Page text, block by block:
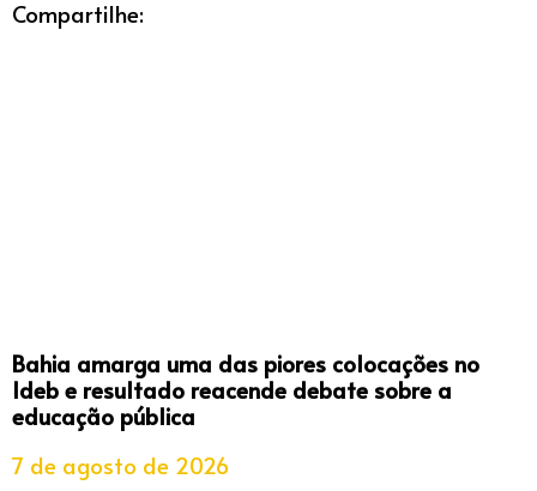
Compartilhe:
Bahia amarga uma das piores colocações no
Ideb e resultado reacende debate sobre a
educação pública
7 de agosto de 2026